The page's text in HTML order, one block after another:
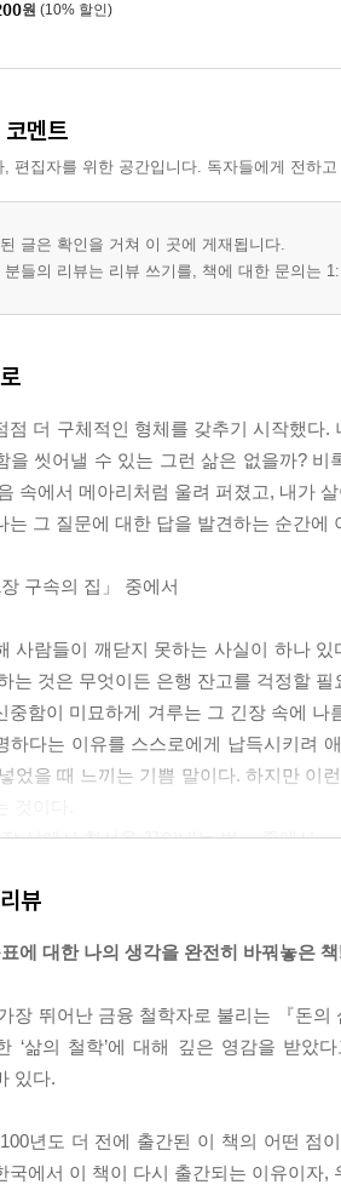
원 (10% 할인)
멘트
, 편집자를 위한 공간입니다. 독자들에게 전하
글은 확인을 거쳐 이 곳에 게재됩니다.
분들의 리뷰는 리뷰 쓰기를, 책에 대한 문의는
점 더 구체적인 형체를 갖추기 시작했다
을 씻어낼 수 있는 그런 삶은 없을까?
속에서 메아리처럼 울려 퍼졌고, 내가
는 그 질문에 대한 답을 발견하는 순간
구속의 집」 중에서
사람들이 깨닫지 못하는 사실이 하나
는 것은 무엇이든 은행 잔고를 걱정할
중함이 미묘하게 겨루는 그 긴장 속에
하다는 이유를 스스로에게 납득시키려
었을 때 느끼는 기쁨 말이다. 하지만 이
삶에서 최선을 끌어내는 법」 중에서
삶의 인위적인 욕구들이 나를 노예로
나 세 배를 포기할 용기가 있을까? 이
존재로서 내가 가장 먼저 해야 할 일은
드는 것은 어리석은 일이라는 것이다.
생계를 꾸리는 일, 그리고 삶을 향유하
내게서 마지막 한 푼까지 깔끔하게 털어
을 것이다. 실제로 그렇다. 내 육체가 쓸
뷰
에 대한 나의 생각을 완전히 바꿔놓은
장 뛰어난 금융 철학자로 불리는 『돈
‘삶의 철학’에 대해 깊은 영감을 받았
있다.
년도 더 전에 출간된 이 책의 어떤 점
국에서 이 책이 다시 출간되는 이유이자,